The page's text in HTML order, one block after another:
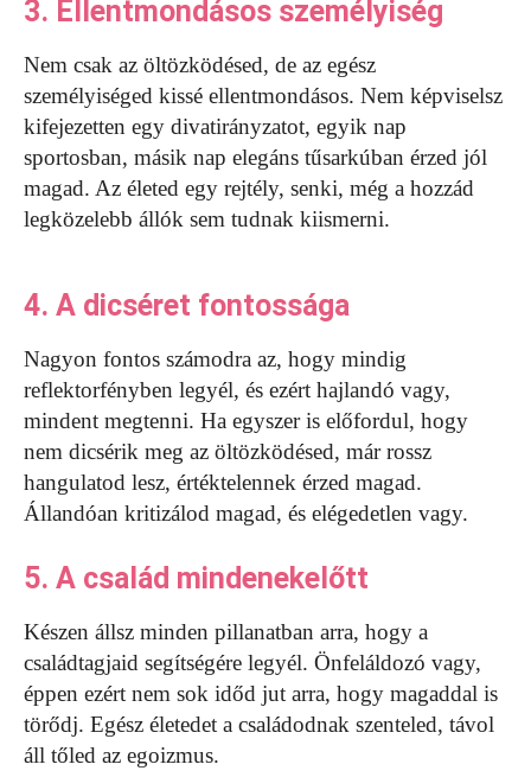
3. Ellentmondásos személyiség
Nem csak az öltözködésed, de az egész
személyiséged kissé ellentmondásos. Nem képviselsz
kifejezetten egy divatirányzatot, egyik nap
sportosban, másik nap elegáns tűsarkúban érzed jól
magad. Az életed egy rejtély, senki, még a hozzád
legközelebb állók sem tudnak kiismerni.
4. A dicséret fontossága
Nagyon fontos számodra az, hogy mindig
reflektorfényben legyél, és ezért hajlandó vagy,
mindent megtenni. Ha egyszer is előfordul, hogy
nem dicsérik meg az öltözködésed, már rossz
hangulatod lesz, értéktelennek érzed magad.
Állandóan kritizálod magad, és elégedetlen vagy.
5. A család mindenekelőtt
Készen állsz minden pillanatban arra, hogy a
családtagjaid segítségére legyél. Önfeláldozó vagy,
éppen ezért nem sok időd jut arra, hogy magaddal is
törődj. Egész életedet a családodnak szenteled, távol
áll tőled az egoizmus.